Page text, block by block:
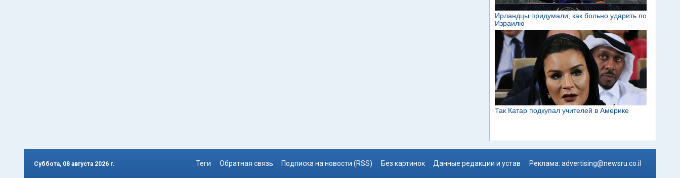
Суббота, 08 августа 2026 г. Теги Обратная связь Подписка на новости (RSS) Без картинок Данные редакции и устав Реклама: advertising@newsru.co.il